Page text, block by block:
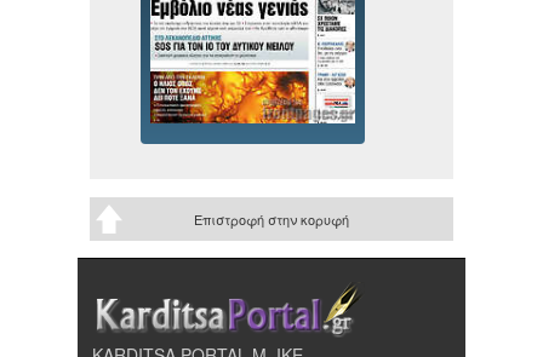
Επιστροφή στην κορυφή